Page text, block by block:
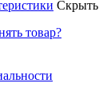
Скрыть
товар?